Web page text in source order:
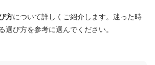
方について詳しくご紹介します。迷った時
選び方を参考に選んでください。